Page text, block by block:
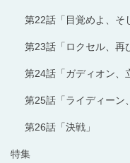
第22話「目覚めよ、そ
第23話「ロクセル、再
第24話「ガディオン、
第25話「ライディーン
第26話「決戦」
特集